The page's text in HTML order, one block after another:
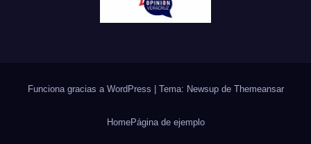
Funciona gracias a WordPress Tema: Newsup de Themeansar
HomePágina de ejemplo